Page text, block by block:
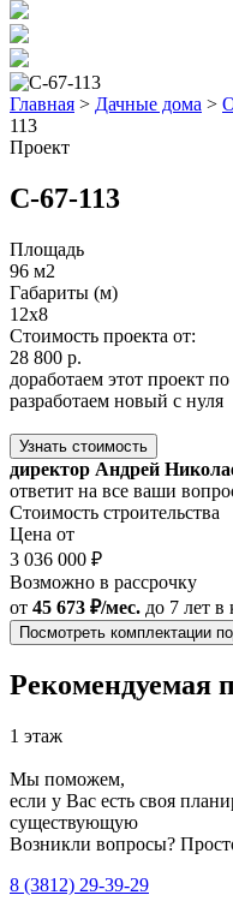
Главная > Дачные дома >
113
Проект
С-67-113
Площадь
96 м2
Габариты (м)
12x8
Стоимость проекта от:
28 800 р.
доработаем этот проект
разработаем новый с нуля
Узнать стоимость
директор Андрей
ответит на все ваши
Стоимость строительства
Цена от
3 036 000 ₽
Возможно в рассрочку
от 45 673 ₽/мес. до 7 лет в
Посмотреть комплектации
Рекомендуемая
1 этаж
Мы поможем,
если у Вас есть своя
существующую
Возникли вопросы?
8 (3812) 29-39-29